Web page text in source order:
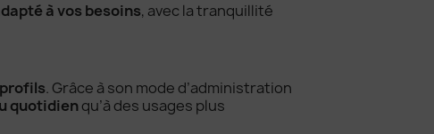
à vos besoins, avec la tranquillité
. Grâce à son mode d’administration
quotidienqu’à des usages plus